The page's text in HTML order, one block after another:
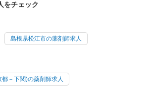
をチェック
島根県松江市の薬剤師求人
－下関)の薬剤師求人